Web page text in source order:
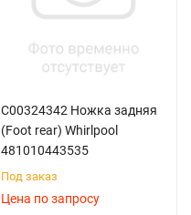
C00324342 Ножка задняя
(Foot rear) Whirlpool
481010443535
Под заказ
Цена по запросу